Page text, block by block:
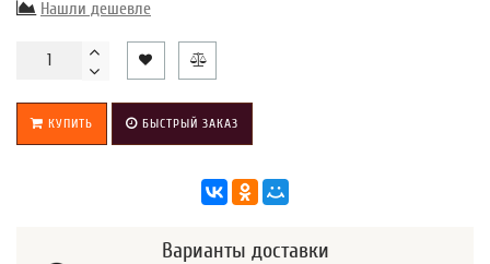
Нашли дешевле
КУПИТЬ БЫСТРЫЙ ЗАКАЗ
Варианты доставки